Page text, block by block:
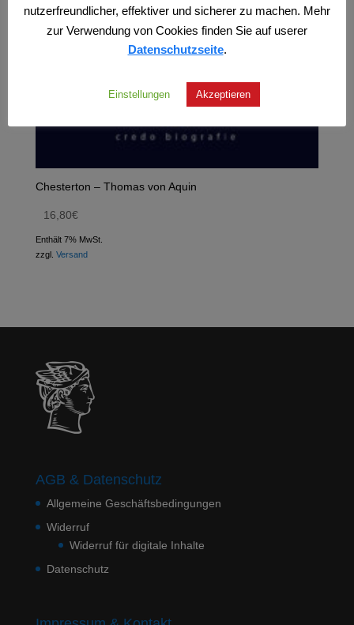
Chesterton – Thomas von Aquin
16,80€
Enthält 7% MwSt.
zzgl. Versand
AGB & Datenschutz
Allgemeine Geschäftsbedingungen
Widerruf
Widerruf für digitale Inhalte
Datenschutz
nutzerfreundlicher, effektiver und sicherer zu machen. Mehr
zur Verwendung von Cookies finden Sie auf userer
Datenschutzseite.
Einstellungen Akzeptieren